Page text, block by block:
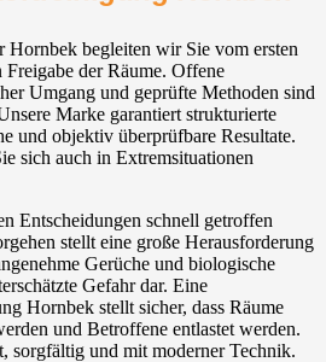
Hornbek begleiten wir Sie vom ersten
der Räume. Offene
Umgang und geprüfte Methoden sind
Marke garantiert strukturierte
und objektiv überprüfbare Resultate.
sich auch in Extremsituationen
Entscheidungen schnell getroffen
stellt eine große Herausforderung
Gerüche und biologische
Gefahr dar. Eine
Hornbek stellt sicher, dass Räume
und Betroffene entlastet werden.
sorgfältig und mit moderner Technik.